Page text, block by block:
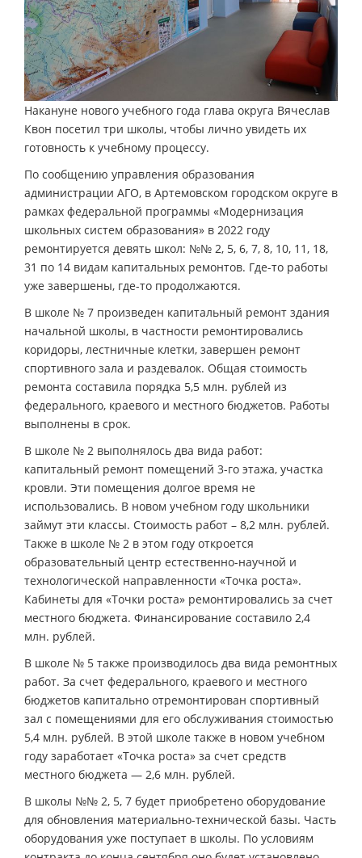
Накануне нового учебного года глава округа Вячеслав
Квон посетил три школы, чтобы лично увидеть их
готовность к учебному процессу.
По сообщению управления образования
администрации АГО, в Артемовском городском округе в
рамках федеральной программы «Модернизация
школьных систем образования» в 2022 году
ремонтируется девять школ: №№ 2, 5, 6, 7, 8, 10, 11, 18,
31 по 14 видам капитальных ремонтов. Где-то работы
уже завершены, где-то продолжаются.
В школе № 7 произведен капитальный ремонт здания
начальной школы, в частности ремонтировались
коридоры, лестничные клетки, завершен ремонт
спортивного зала и раздевалок. Общая стоимость
ремонта составила порядка 5,5 млн. рублей из
федерального, краевого и местного бюджетов. Работы
выполнены в срок.
В школе № 2 выполнялось два вида работ:
капитальный ремонт помещений 3-го этажа, участка
кровли. Эти помещения долгое время не
использовались. В новом учебном году школьники
займут эти классы. Стоимость работ – 8,2 млн. рублей.
Также в школе № 2 в этом году откроется
образовательный центр естественно-научной и
технологической направленности «Точка роста».
Кабинеты для «Точки роста» ремонтировались за счет
местного бюджета. Финансирование составило 2,4
млн. рублей.
В школе № 5 также производилось два вида ремонтных
работ. За счет федерального, краевого и местного
бюджетов капитально отремонтирован спортивный
зал с помещениями для его обслуживания стоимостью
5,4 млн. рублей. В этой школе также в новом учебном
году заработает «Точка роста» за счет средств
местного бюджета — 2,6 млн. рублей.
В школы №№ 2, 5, 7 будет приобретено оборудование
для обновления материально-технической базы. Часть
оборудования уже поступает в школы. По условиям